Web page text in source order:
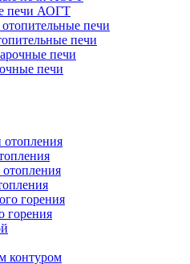
печи АОГТ
печи
печи
горения